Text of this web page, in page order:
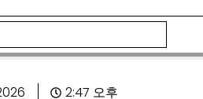
2:47 오후